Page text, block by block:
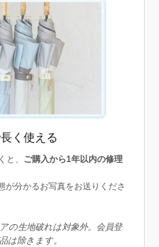
く使える
と、 ご購入から1年以内の修理
が分かるお写真をお送りくださ
の生地破れは対象外。会員登
は除きます。